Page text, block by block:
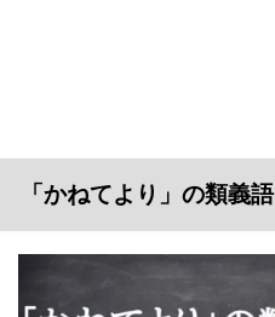
「かねてより」の類義語